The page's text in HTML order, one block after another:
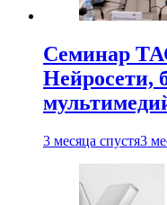
Семинар
Нейросети,
3 месяца спустя3